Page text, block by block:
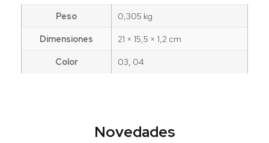
Peso
0,305 kg
Dimensiones
21 × 15,5 × 1,2 cm
Color
03, 04
Novedades